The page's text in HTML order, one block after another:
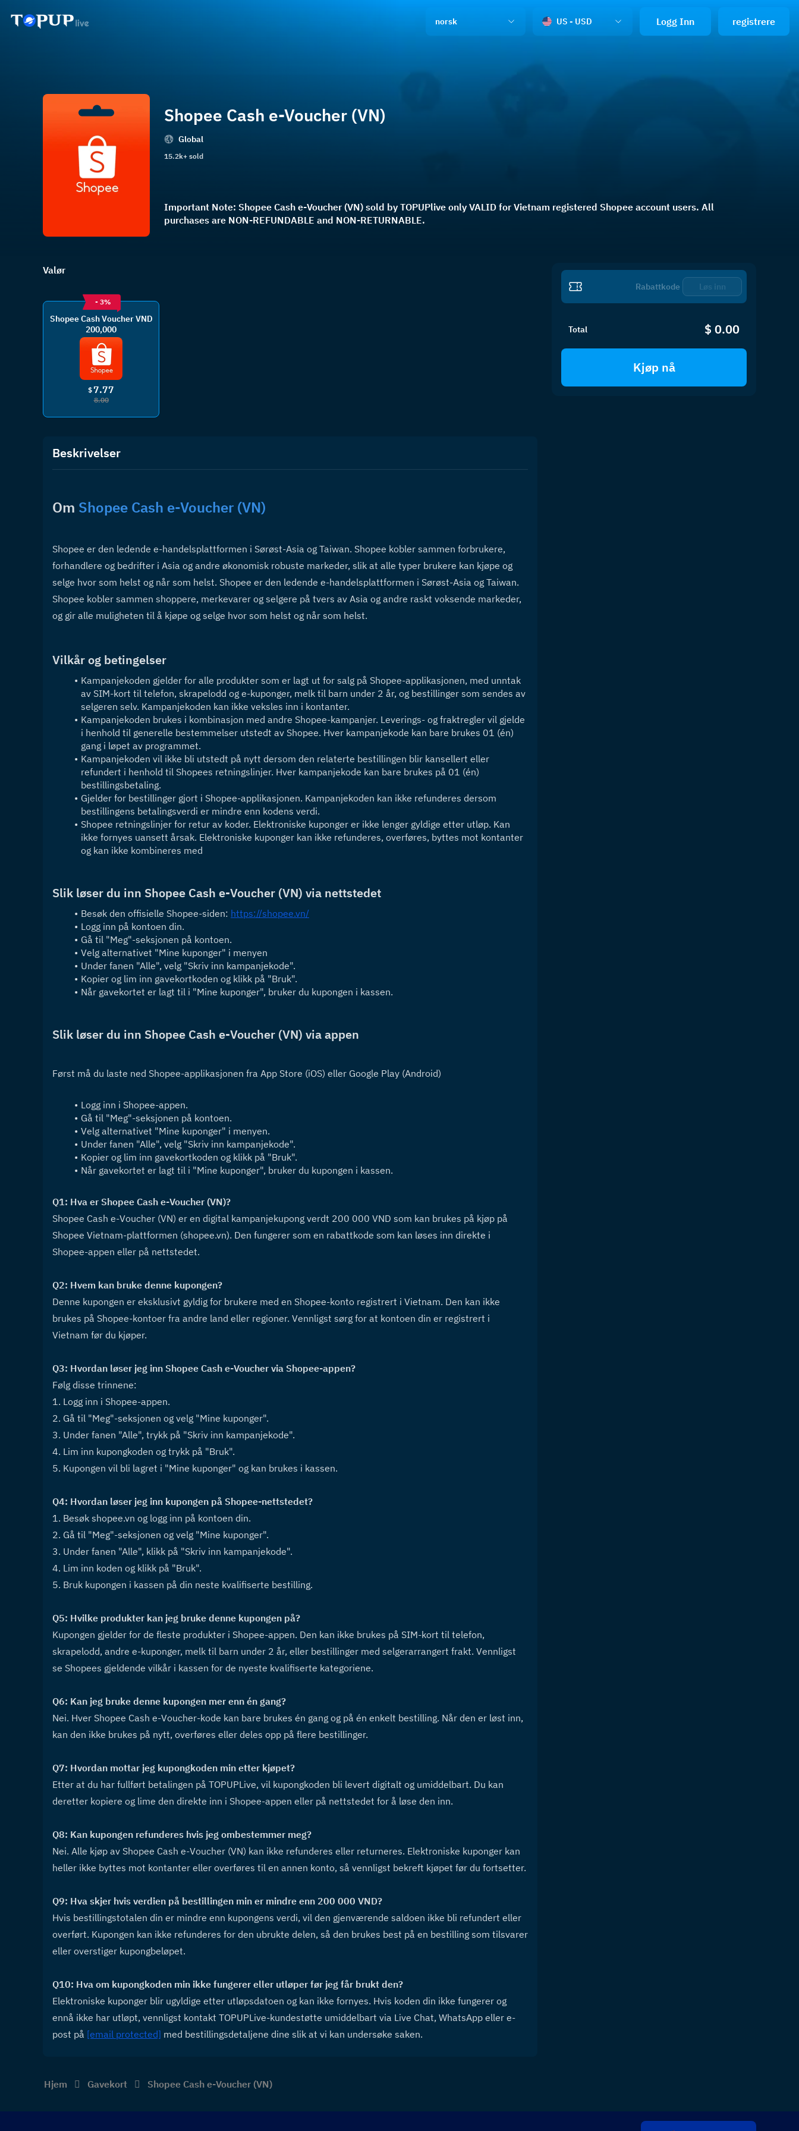
norsk US - USD Logg Inn registrere
Shopee Cash e-Voucher (VN)
Global
15.2k+ sold
Important Note: Shopee Cash e-Voucher (VN) sold by TOPUPlive only VALID for Vietnam registered Shopee account users. All
purchases are NON-REFUNDABLE and NON-RETURNABLE.
Valør
- 3%
Shopee Cash Voucher VND
200,000
$ 7.77
8.00
Beskrivelser
Om Shopee Cash e-Voucher (VN)
Shopee er den ledende e-handelsplattformen i Sørøst-Asia og Taiwan. Shopee kobler sammen forbrukere,
forhandlere og bedrifter i Asia og andre økonomisk robuste markeder, slik at alle typer brukere kan kjøpe og
selge hvor som helst og når som helst. Shopee er den ledende e-handelsplattformen i Sørøst-Asia og Taiwan.
Shopee kobler sammen shoppere, merkevarer og selgere på tvers av Asia og andre raskt voksende markeder,
og gir alle muligheten til å kjøpe og selge hvor som helst og når som helst.
Vilkår og betingelser
Kampanjekoden gjelder for alle produkter som er lagt ut for salg på Shopee-applikasjonen, med unntak
av SIM-kort til telefon, skrapelodd og e-kuponger, melk til barn under 2 år, og bestillinger som sendes av
selgeren selv. Kampanjekoden kan ikke veksles inn i kontanter.
Kampanjekoden brukes i kombinasjon med andre Shopee-kampanjer. Leverings- og fraktregler vil gjelde
i henhold til generelle bestemmelser utstedt av Shopee. Hver kampanjekode kan bare brukes 01 (én)
gang i løpet av programmet.
Kampanjekoden vil ikke bli utstedt på nytt dersom den relaterte bestillingen blir kansellert eller
refundert i henhold til Shopees retningslinjer. Hver kampanjekode kan bare brukes på 01 (én)
bestillingsbetaling.
Gjelder for bestillinger gjort i Shopee-applikasjonen. Kampanjekoden kan ikke refunderes dersom
bestillingens betalingsverdi er mindre enn kodens verdi.
Shopee retningslinjer for retur av koder. Elektroniske kuponger er ikke lenger gyldige etter utløp. Kan
ikke fornyes uansett årsak. Elektroniske kuponger kan ikke refunderes, overføres, byttes mot kontanter
og kan ikke kombineres med
Slik løser du inn Shopee Cash e-Voucher (VN) via nettstedet
Besøk den offisielle Shopee-siden: https://shopee.vn/
Logg inn på kontoen din.
Gå til "Meg"-seksjonen på kontoen.
Velg alternativet "Mine kuponger" i menyen
Under fanen "Alle", velg "Skriv inn kampanjekode".
Kopier og lim inn gavekortkoden og klikk på "Bruk".
Når gavekortet er lagt til i "Mine kuponger", bruker du kupongen i kassen.
Slik løser du inn Shopee Cash e-Voucher (VN) via appen
Først må du laste ned Shopee-applikasjonen fra App Store (iOS) eller Google Play (Android)
Logg inn i Shopee-appen.
Gå til "Meg"-seksjonen på kontoen.
Velg alternativet "Mine kuponger" i menyen.
Under fanen "Alle", velg "Skriv inn kampanjekode".
Kopier og lim inn gavekortkoden og klikk på "Bruk".
Når gavekortet er lagt til i "Mine kuponger", bruker du kupongen i kassen.
Q1: Hva er Shopee Cash e-Voucher (VN)?
Shopee Cash e-Voucher (VN) er en digital kampanjekupong verdt 200 000 VND som kan brukes på kjøp på
Shopee Vietnam-plattformen (shopee.vn). Den fungerer som en rabattkode som kan løses inn direkte i
Shopee-appen eller på nettstedet.
Q2: Hvem kan bruke denne kupongen?
Denne kupongen er eksklusivt gyldig for brukere med en Shopee-konto registrert i Vietnam. Den kan ikke
brukes på Shopee-kontoer fra andre land eller regioner. Vennligst sørg for at kontoen din er registrert i
Vietnam før du kjøper.
Q3: Hvordan løser jeg inn Shopee Cash e-Voucher via Shopee-appen?
Følg disse trinnene:
1. Logg inn i Shopee-appen.
2. Gå til "Meg"-seksjonen og velg "Mine kuponger".
3. Under fanen "Alle", trykk på "Skriv inn kampanjekode".
4. Lim inn kupongkoden og trykk på "Bruk".
5. Kupongen vil bli lagret i "Mine kuponger" og kan brukes i kassen.
Q4: Hvordan løser jeg inn kupongen på Shopee-nettstedet?
1. Besøk shopee.vn og logg inn på kontoen din.
2. Gå til "Meg"-seksjonen og velg "Mine kuponger".
3. Under fanen "Alle", klikk på "Skriv inn kampanjekode".
4. Lim inn koden og klikk på "Bruk".
5. Bruk kupongen i kassen på din neste kvalifiserte bestilling.
Q5: Hvilke produkter kan jeg bruke denne kupongen på?
Kupongen gjelder for de fleste produkter i Shopee-appen. Den kan ikke brukes på SIM-kort til telefon,
skrapelodd, andre e-kuponger, melk til barn under 2 år, eller bestillinger med selgerarrangert frakt. Vennligst
se Shopees gjeldende vilkår i kassen for de nyeste kvalifiserte kategoriene.
Q6: Kan jeg bruke denne kupongen mer enn én gang?
Nei. Hver Shopee Cash e-Voucher-kode kan bare brukes én gang og på én enkelt bestilling. Når den er løst inn,
kan den ikke brukes på nytt, overføres eller deles opp på flere bestillinger.
Q7: Hvordan mottar jeg kupongkoden min etter kjøpet?
Etter at du har fullført betalingen på TOPUPLive, vil kupongkoden bli levert digitalt og umiddelbart. Du kan
deretter kopiere og lime den direkte inn i Shopee-appen eller på nettstedet for å løse den inn.
Q8: Kan kupongen refunderes hvis jeg ombestemmer meg?
Nei. Alle kjøp av Shopee Cash e-Voucher (VN) kan ikke refunderes eller returneres. Elektroniske kuponger kan
heller ikke byttes mot kontanter eller overføres til en annen konto, så vennligst bekreft kjøpet før du fortsetter.
Q9: Hva skjer hvis verdien på bestillingen min er mindre enn 200 000 VND?
Hvis bestillingstotalen din er mindre enn kupongens verdi, vil den gjenværende saldoen ikke bli refundert eller
overført. Kupongen kan ikke refunderes for den ubrukte delen, så den brukes best på en bestilling som tilsvarer
eller overstiger kupongbeløpet.
Q10: Hva om kupongkoden min ikke fungerer eller utløper før jeg får brukt den?
Elektroniske kuponger blir ugyldige etter utløpsdatoen og kan ikke fornyes. Hvis koden din ikke fungerer og
ennå ikke har utløpt, vennligst kontakt TOPUPLive-kundestøtte umiddelbart via Live Chat, WhatsApp eller e-
post på [email protected] med bestillingsdetaljene dine slik at vi kan undersøke saken.
Løs inn
Total $ 0.00
Kjøp nå
Hjem Gavekort Shopee Cash e-Voucher (VN)